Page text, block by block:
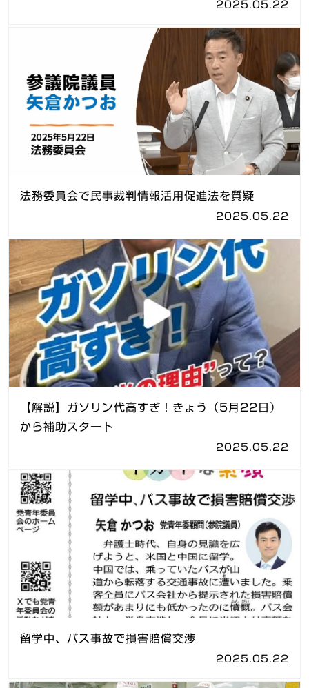
2025.05.22
法務委員会で民事裁判情報活用促進法を質疑
2025.05.22
【解説】ガソリン代高すぎ！きょう（5月22日）
から補助スタート
2025.05.22
留学中、バス事故で損害賠償交渉
2025.05.22